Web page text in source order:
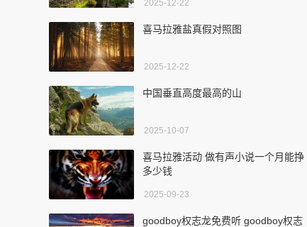
2025-12-22
喜马拉雅盐真假对照图
2025-12-22
中国垂直高度最高的山
2025-10-07
喜马拉雅活动 做有声小说一个月能挣
多少钱
2025-09-23
goodboy权志龙免费听 goodboy权志